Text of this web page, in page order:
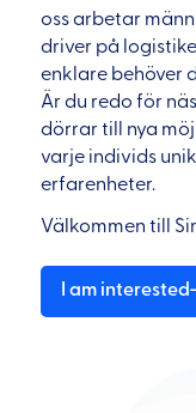
oss arbetar
driver på
enklare behöver
Är du redo för
dörrar till nya
varje individs
erfarenheter.
Välkommen till
I am interested